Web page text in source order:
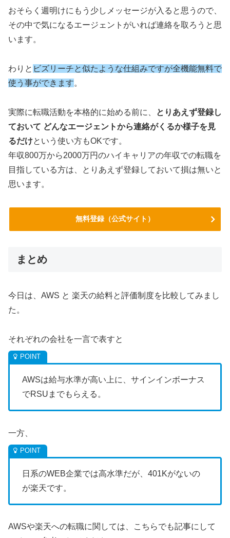
おそらく週明けにもう少しメッセージが入ると思うので、
その中で気になるエージェントがいれば連絡を取ろうと思
います。
わりと ビズリーチと似たような仕組みですが全機能無料で
使う事ができます。
実際に転職活動を本格的に始める前に、
とりあえず登録し
ておいて どんなエージェントから連絡がくるか様子を見
るだけという使い方もOKです。
年収800万から2000万円のハイキャリアの年収での転職を
目指している方は、とりあえず登録しておいて損は無いと
思います。
無料登録（公式サイト）
まとめ
今日は、AWS と 楽天の給料と評価制度を比較してみまし
た。
それぞれの会社を一言で表すと
AWSは給与水準が高い上に、サインインボーナス
でRSUまでもらえる。
一方、
日系のWEB企業では高水準だが、401Kがないの
が楽天です。
AWSや楽天への転職に関しては、こちらでも記事にして